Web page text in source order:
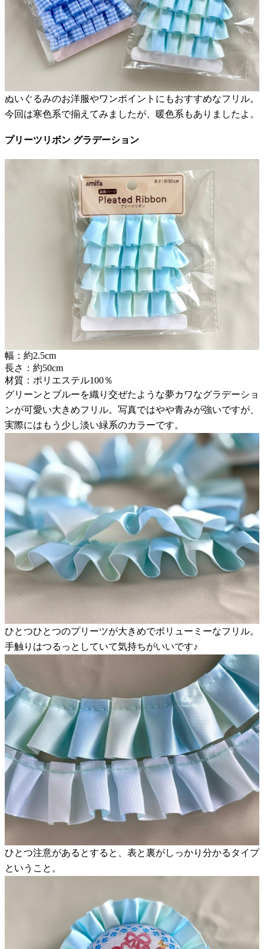
ぬいぐるみのお洋服やワンポイントにもおすすめなフリル。
今回は寒色系で揃えてみましたが、暖色系もありましたよ。
プリーツリボン グラデーション
幅：約2.5cm
長さ：約50cm
材質：ポリエステル100％
グリーンとブルーを織り交ぜたような夢カワなグラデーショ
ンが可愛い大きめフリル。写真ではやや青みが強いですが、
実際にはもう少し淡い緑系のカラーです。
ひとつひとつのプリーツが大きめでボリューミーなフリル。
手触りはつるっとしていて気持ちがいいです♪
ひとつ注意があるとすると、表と裏がしっかり分かるタイプ
ということ。